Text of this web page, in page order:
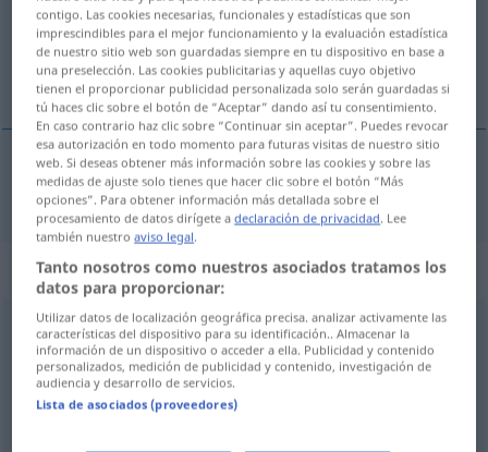
Vista general de todas las traducciones
(Para obtener más detalles de la traducción, hacer clic/pulsar)
overordentlig, ekstraordinær
overordentlig, ekstraordinær außerordentlich
Sinónimos para "außerordentlich"
bitter(-) (nur in speziellen Kontexten),hoffnungslos,
furchtbar (ugs.),brennend,sehr (Gradadverb vor
Adjektiven),voll (noch eher jugendsprachlich) (ugs.)
contigo. Las cookies necesarias, funcionales y estadísticas que son
imprescindibles para el mejor funcionamiento y la evaluación estadística
de nuestro sitio web son guardadas siempre en tu dispositivo en base a
una preselección. Las cookies publicitarias y aquellas cuyo objetivo
tienen el proporcionar publicidad personalizada solo serán guardadas si
tú haces clic sobre el botón de “Aceptar” dando así tu consentimiento.
En caso contrario haz clic sobre “Continuar sin aceptar”. Puedes revocar
esa autorización en todo momento para futuras visitas de nuestro sitio
web. Si deseas obtener más información sobre las cookies y sobre las
medidas de ajuste solo tienes que hacer clic sobre el botón “Más
opciones”. Para obtener información más detallada sobre el
procesamiento de datos dirígete adeclaración de privacidad. Lee
también nuestroaviso legal.
Tanto nosotros como nuestros asociados tratamos los
datos para proporcionar:
Utilizar datos de localización geográfica precisa. analizar activamente las
características del dispositivo para su identificación.. Almacenar la
información de un dispositivo o acceder a ella. Publicidad y contenido
personalizados, medición de publicidad y contenido, investigación de
audiencia y desarrollo de servicios.
Lista de asociados (proveedores)